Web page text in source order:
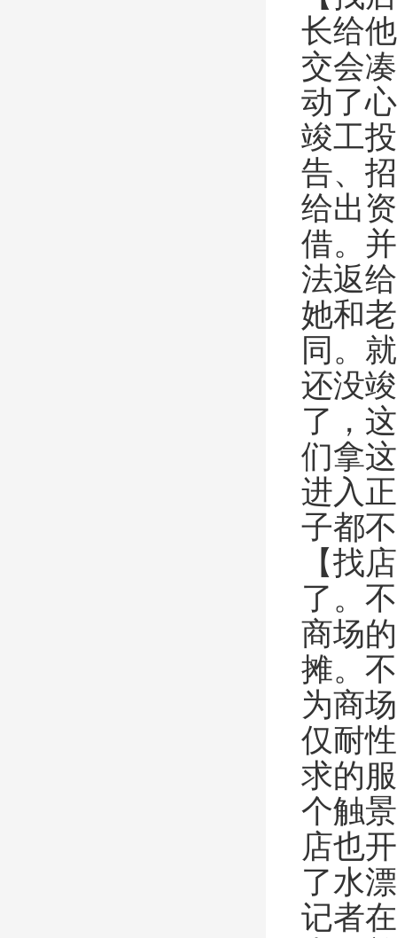
长给
交会
动了
竣工
告、
给出
借。
法返
她和
同。
还没
了，
们拿
进入
子都
【找
了。
商场
摊。
为商
仅耐
求的
个触
店也
了水
记者